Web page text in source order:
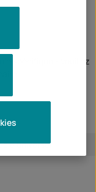
spécifique - Veuillez
universel